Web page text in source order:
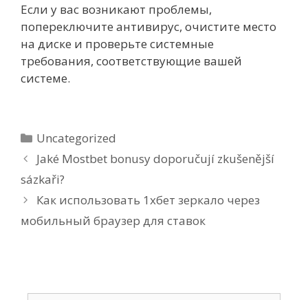
Если у вас возникают проблемы,
попереключите антивирус, очистите место
на диске и проверьте системные
требования, соответствующие вашей
системе.
Uncategorized
Jaké Mostbet bonusy doporučují zkušenější
sázkaři?
Как использовать 1хбет зеркало через
мобильный браузер для ставок